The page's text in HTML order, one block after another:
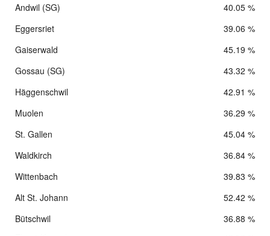
Andwil (SG)
40.05 %
Eggersriet
39.06 %
Gaiserwald
45.19 %
Gossau (SG)
43.32 %
Häggenschwil
42.91 %
Muolen
36.29 %
St. Gallen
45.04 %
Waldkirch
36.84 %
Wittenbach
39.83 %
Alt St. Johann
52.42 %
Bütschwil
36.88 %